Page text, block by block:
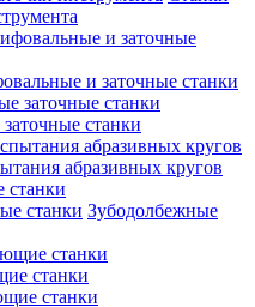
и заточные станки
станки
абразивных кругов
станки
Зубодолбежные
станки